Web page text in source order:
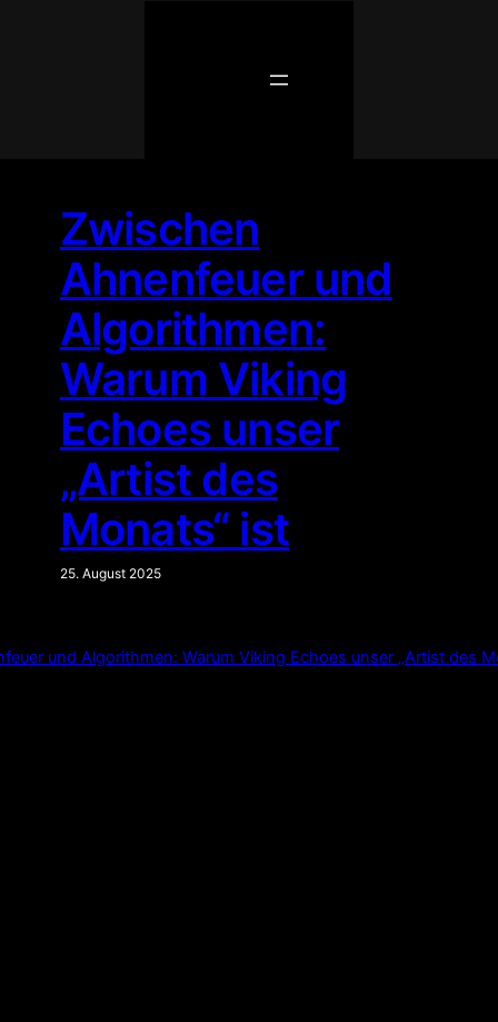
Zwischen
Ahnenfeuer und
Algorithmen:
Warum Viking
Echoes unser
„Artist des
Monats“ ist
25. August 2025